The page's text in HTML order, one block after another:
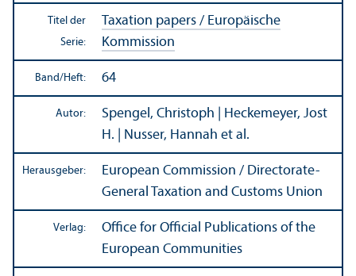
Titel der
Serie:
Taxation papers / Europäische
Kommission
Band/Heft: 64
Autor:
Spengel, Christoph | Heckemeyer, Jost
H. | Nusser, Hannah et al.
Herausgeber:
European Commission / Directorate-
General Taxation and Customs Union
Verlag:
Office for Official Publications of the
European Communities